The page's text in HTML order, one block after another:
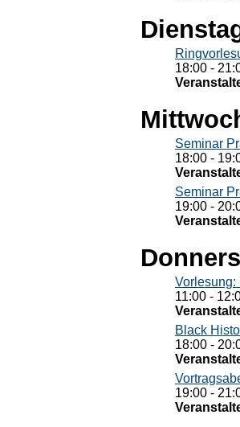
18:00 -
Seminar
18:00 -
Seminar
19:00 -
11:00 -
Black
18:00 -
19:00 -